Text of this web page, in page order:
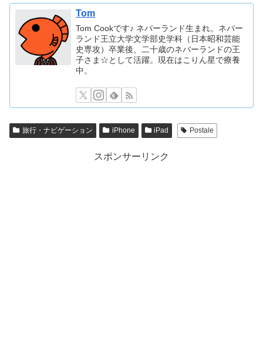
Tom
Tom Cookです♪ ネバーランド生まれ。ネバー
ランド王立大学文学部史学科（日本昭和芸能
史専攻）卒業後、二十歳のネバーランドの王
子さま☆として活躍。現在はこりん星で療養
中。
旅行・ナビゲーション iPhone iPad Postale
スポンサーリンク